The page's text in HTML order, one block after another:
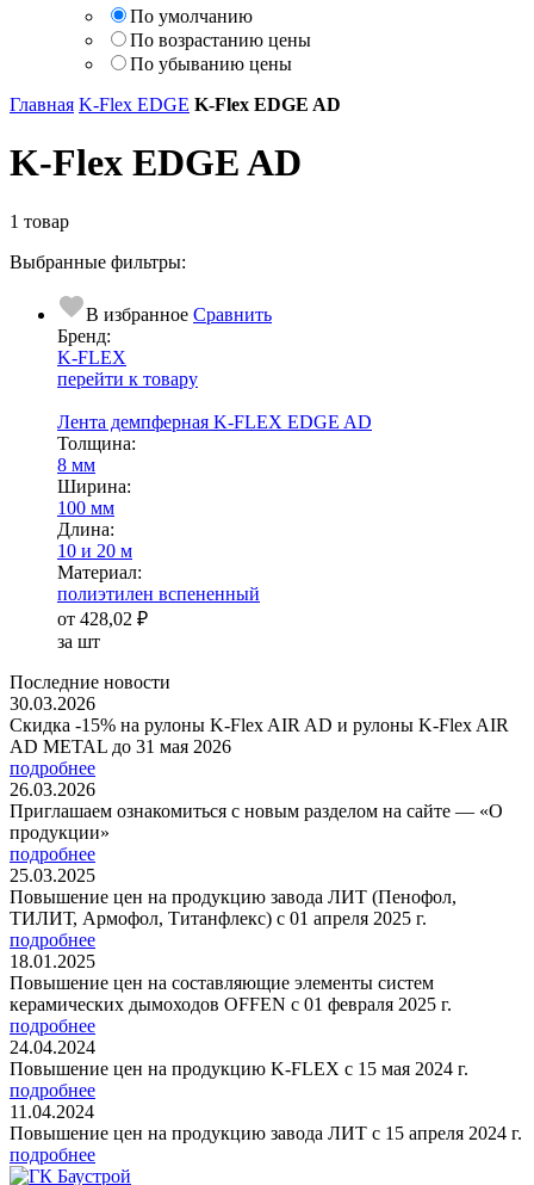
По умолчанию
По возрастанию цены
По убыванию цены
Главная K-Flex EDGE K-Flex EDGE AD
K-Flex EDGE AD
1 товар
Выбранные фильтры:
В избранное Сравнить
Бренд:
K-FLEX
перейти к товару
Лента демпферная K-FLEX EDGE AD
Тол­щи­на:
8 мм
Ширина:
100 мм
Длина:
10 и 20 м
Ма­­те­­ри­­ал:
полиэтилен вспененный
от 428,02 ₽
за шт
Последние новости
30.03.2026
Скидка -15% на рулоны K-Flex AIR AD и рулоны K-Flex AIR
AD METAL до 31 мая 2026
подробнее
26.03.2026
Приглашаем ознакомиться с новым разделом на сайте — «О
продукции»
подробнее
25.03.2025
Повышение цен на продукцию завода ЛИТ (Пенофол,
ТИЛИТ, Армофол, Титанфлекс) с 01 апреля 2025 г.
подробнее
18.01.2025
Повышение цен на составляющие элементы систем
керамических дымоходов OFFEN с 01 февраля 2025 г.
подробнее
24.04.2024
Повышение цен на продукцию K-FLEX с 15 мая 2024 г.
подробнее
11.04.2024
Повышение цен на продукцию завода ЛИТ с 15 апреля 2024 г.
подробнее